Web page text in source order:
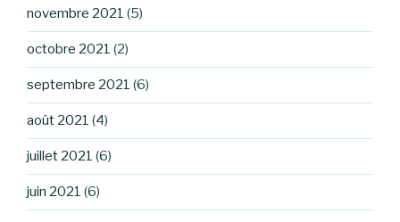
novembre 2021 (5)
octobre 2021 (2)
septembre 2021 (6)
août 2021 (4)
juillet 2021 (6)
juin 2021 (6)